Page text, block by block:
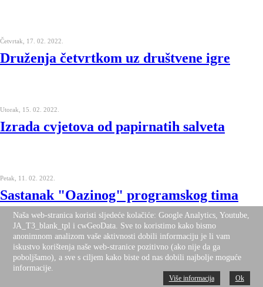
Četvrtak, 17. 02. 2022.
Druženja četvrtkom uz društvene igre
Utorak, 15. 02. 2022.
Izrada cvjetova od papirnatih salveta
Petak, 11. 02. 2022.
Sastanak "Oazinog" programskog tima
Četvrtak, 10. 02. 2022.
Odmjeravanje snaga u društvenoj igri
Naša web-stranica koristi sljedeće kolačiće: Google Analytics, Youtube,
JA_T3_blank_tpl i cwGeoData. Sve to koristimo kako bismo
anonimnom analizom vaše aktivnosti dobili informaciju je li vam
iskustvo korištenja naše web-stranice pozitivno (ako nije da ga
poboljšamo), a sve s ciljem kako biste od nas dobili najbolje moguće
informacije.
Više informacija Ok